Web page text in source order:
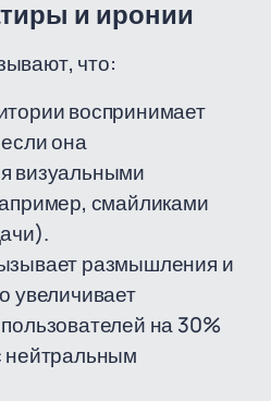
и иронии
что:
воспринимает
она
визуальными
смайликами
размышления и
увеличивает
на 30%
нейтральным